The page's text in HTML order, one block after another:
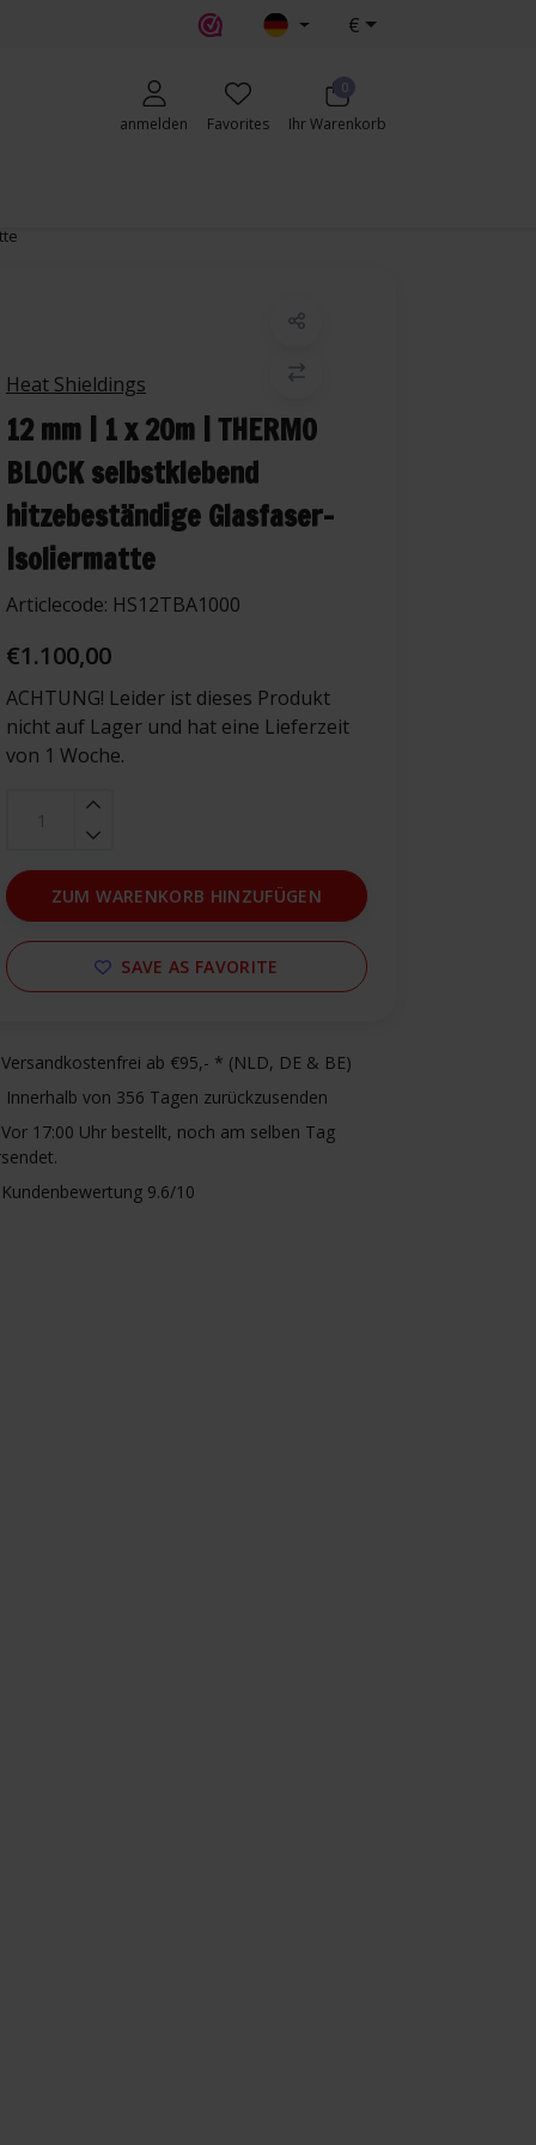
€
anmelden Favorites
0
Ihr Warenkorb
Heat Shieldings
12 mm | 1 x 20m | THERMO
BLOCK selbstklebend
hitzebeständige Glasfaser-
Isoliermatte
Articlecode: HS12TBA1000
€1.100,00
ACHTUNG! Leider ist dieses Produkt
nicht auf Lager und hat eine Lieferzeit
von 1 Woche.
ZUM WARENKORB HINZUFÜGEN
SAVE AS FAVORITE
Versandkostenfrei ab €95,- * (NLD, DE & BE)
Innerhalb von 356 Tagen zurückzusenden
Vor 17:00 Uhr bestellt, noch am selben Tag
Kundenbewertung 9.6/10